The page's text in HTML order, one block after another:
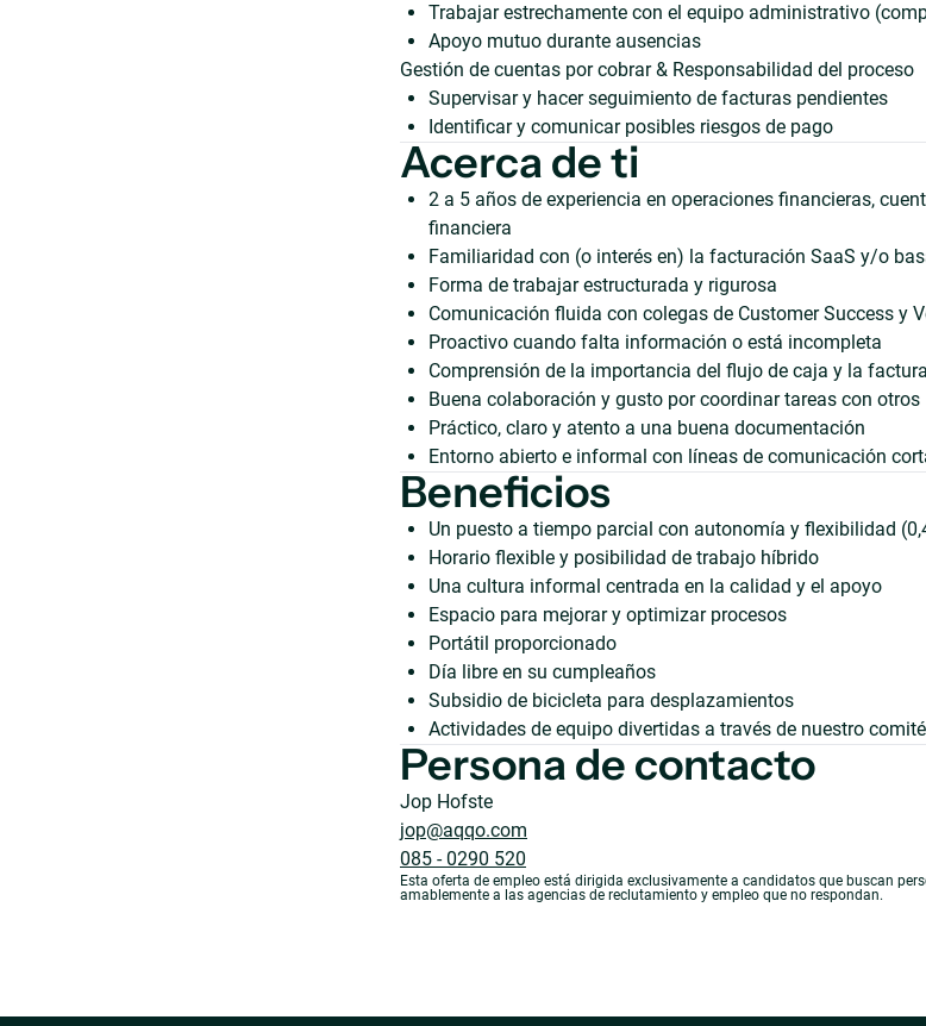
Trabajar estrechamente con el equipo administrativo
Apoyo mutuo durante ausencias
Gestión de cuentas por cobrar & Responsabilidad del proceso
Supervisar y hacer seguimiento de facturas pendientes
Identificar y comunicar posibles riesgos de pago
Acerca de ti
2 a 5 años de experiencia en operaciones financieras,
financiera
Familiaridad con (o interés en) la facturación SaaS y/o
Forma de trabajar estructurada y rigurosa
Comunicación fluida con colegas de Customer Success y
Proactivo cuando falta información o está incompleta
Comprensión de la importancia del flujo de caja y la
Buena colaboración y gusto por coordinar tareas con otros
Práctico, claro y atento a una buena documentación
Entorno abierto e informal con líneas de comunicación
Beneficios
Un puesto a tiempo parcial con autonomía y flexibilidad
Horario flexible y posibilidad de trabajo híbrido
Una cultura informal centrada en la calidad y el apoyo
Espacio para mejorar y optimizar procesos
Portátil proporcionado
Día libre en su cumpleaños
Subsidio de bicicleta para desplazamientos
Actividades de equipo divertidas a través de nuestro
Persona de contacto
Jop Hofste
jop@aqqo.com
085 - 0290 520
Esta oferta de empleo está dirigida exclusivamente a candidatos que buscan
amablemente a las agencias de reclutamiento y empleo que no respondan.